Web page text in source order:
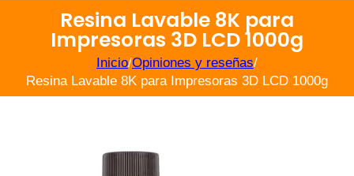
Resina Lavable 8K para
Impresoras 3D LCD 1000g
Inicio/Opiniones y reseñas/
Resina Lavable 8K para Impresoras 3D LCD 1000g